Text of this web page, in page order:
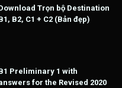
Trọn bộ Destination
B2, C1 + C2 (Bản đẹp)
Preliminary 1 with
for the Revised 2020